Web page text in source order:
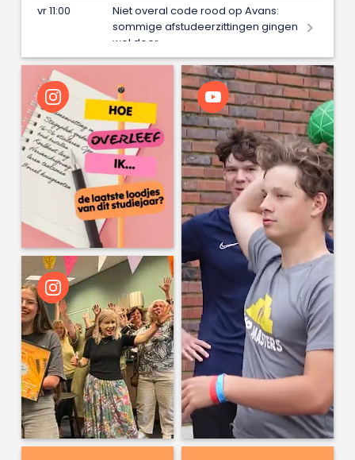
vr 11:00
Niet overal code rood op Avans:
sommige afstudeerzittingen gingen
wel door
vr 09:15
Iris maakt met één blik in de spiegel
onveiligheid van vrouwen zichtbaar
en wint daarmee afstudeerprijs
wo 16:00
Microsoft de deur uit? Universiteit
Utrecht wil eigen mailomgeving